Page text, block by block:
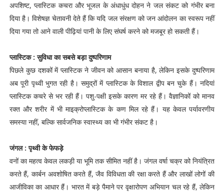
अपशिष्ट, प्लास्टिक कचरा और भूजल के अंधाधुंध दोहन ने जल संकट को गंभीर बना
दिया है। विशेषज्ञ चेतावनी देते हैं कि यदि जल संरक्षण को जन आंदोलन का स्वरूप नहीं
दिया गया तो आने वाली पीढ़ियां पानी के लिए संघर्ष करने को मजबूर हो सकती हैं।
प्लास्टिक : सुविधा का सबसे बड़ा दुष्परिणाम
पिछले कुछ दशकों में प्लास्टिक ने जीवन को आसान बनाया है, लेकिन इसके दुष्परिणाम
अब पूरी पृथ्वी भुगत रही है। समुद्रों में प्लास्टिक के विशाल द्वीप बन चुके हैं। नदियां
प्लास्टिक कचरे से भर रही हैं। पशु-पक्षी इसके कारण मर रहे हैं। वैज्ञानिकों को मानव
रक्त और शरीर में भी माइक्रोप्लास्टिक के कण मिल रहे हैं। यह केवल पर्यावरणीय
समस्या नहीं, बल्कि सार्वजनिक स्वास्थ्य का भी गंभीर संकट है।
जंगल : पृथ्वी के फेफड़े
वनों का महत्व केवल लकड़ी या भूमि तक सीमित नहीं है। जंगल वर्षा चक्र को नियंत्रित
करते हैं, कार्बन अवशोषित करते हैं, जैव विविधता की रक्षा करते हैं और लाखों लोगों की
आजीविका का आधार हैं। भारत में बड़े पैमाने पर वृक्षारोपण अभियान चल रहे हैं, लेकिन